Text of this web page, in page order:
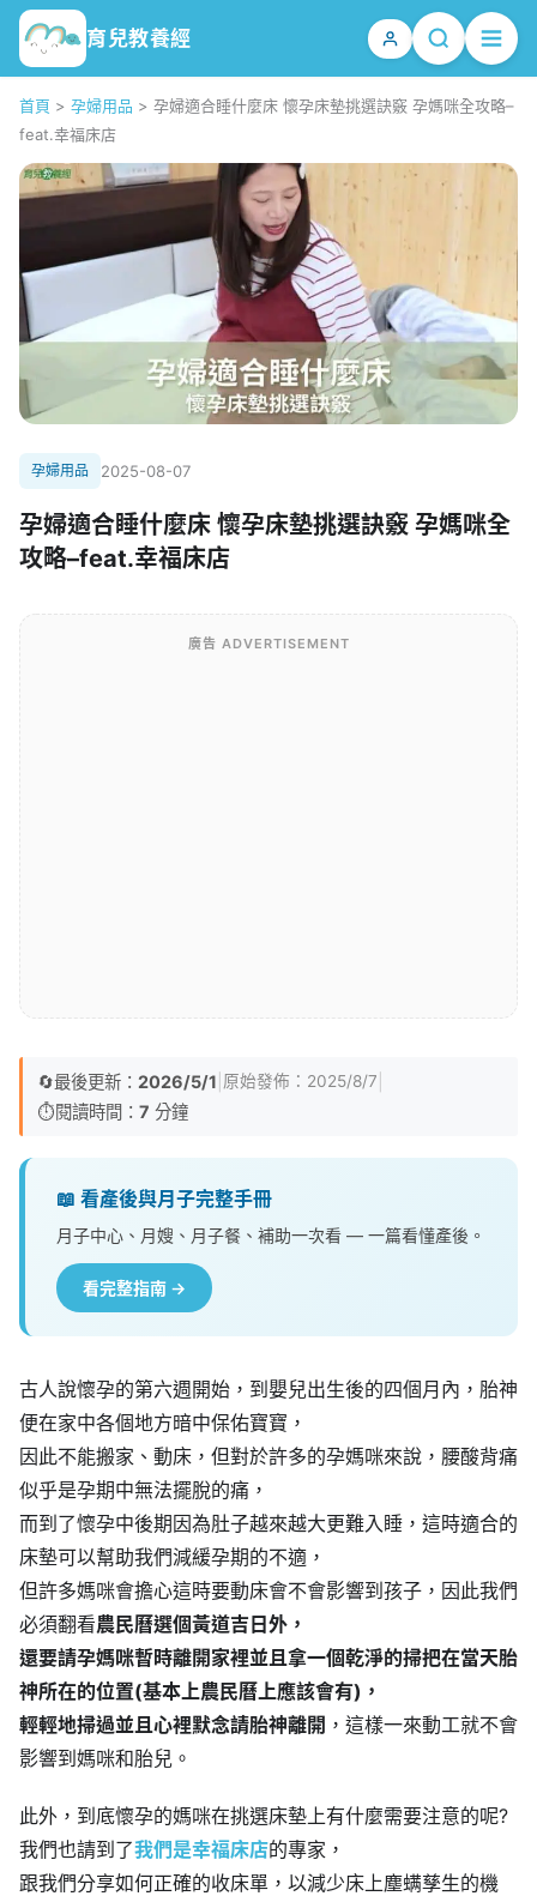
育兒教養經
首頁 > 孕婦用品 > 孕婦適合睡什麼床 懷孕床墊挑選訣竅 孕媽咪全攻略–
feat.幸福床店
孕婦用品 2025-08-07
孕婦適合睡什麼床 懷孕床墊挑選訣竅 孕媽咪全
攻略–feat.幸福床店
廣告 ADVERTISEMENT
🔄最後更新： 2026/5/1 原始發佈： 2025/8/7
⏱️閱讀時間： 7 分鐘
📖 看產後與月子完整手冊
月子中心、月嫂、月子餐、補助一次看 — 一篇看懂產後。
看完整指南 →
古人說懷孕的第六週開始，到嬰兒出生後的四個月內，胎神
便在家中各個地方暗中保佑寶寶，
因此不能搬家、動床，但對於許多的孕媽咪來說，腰酸背痛
似乎是孕期中無法擺脫的痛，
而到了懷孕中後期因為肚子越來越大更難入睡，這時適合的
床墊可以幫助我們減緩孕期的不適，
但許多媽咪會擔心這時要動床會不會影響到孩子，因此我們
必須翻看農民曆選個黃道吉日外，
還要請孕媽咪暫時離開家裡並且拿一個乾淨的掃把在當天胎
神所在的位置(基本上農民曆上應該會有)，
輕輕地掃過並且心裡默念請胎神離開 ，這樣一來動工就不會
影響到媽咪和胎兒。
此外，到底懷孕的媽咪在挑選床墊上有什麼需要注意的呢?
我們也請到了我們是幸福床店的專家，
跟我們分享如何正確的收床單，以減少床上塵螨孳生的機